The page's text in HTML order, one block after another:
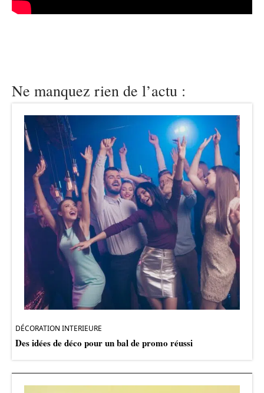
Ne manquez rien de l’actu :
DÉCORATION INTERIEURE
Des idées de déco pour un bal de promo réussi